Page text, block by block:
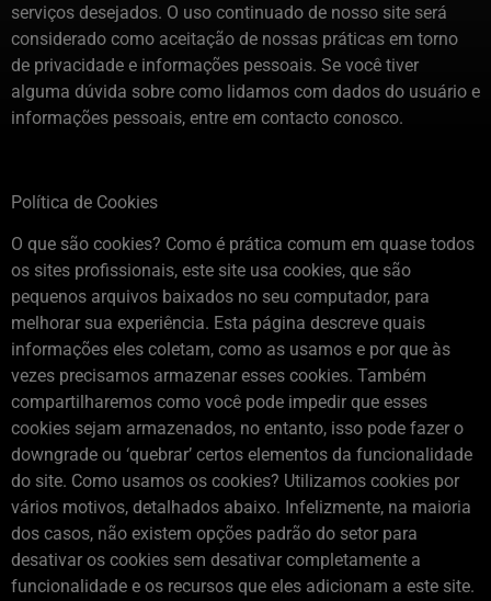
serviços desejados. O uso continuado de nosso site será
considerado como aceitação de nossas práticas em torno
de privacidade e informações pessoais. Se você tiver
alguma dúvida sobre como lidamos com dados do usuário e
informações pessoais, entre em contacto conosco.
Política de Cookies
O que são cookies? Como é prática comum em quase todos
os sites profissionais, este site usa cookies, que são
pequenos arquivos baixados no seu computador, para
melhorar sua experiência. Esta página descreve quais
informações eles coletam, como as usamos e por que às
vezes precisamos armazenar esses cookies. Também
compartilharemos como você pode impedir que esses
cookies sejam armazenados, no entanto, isso pode fazer o
downgrade ou ‘quebrar’ certos elementos da funcionalidade
do site. Como usamos os cookies? Utilizamos cookies por
vários motivos, detalhados abaixo. Infelizmente, na maioria
dos casos, não existem opções padrão do setor para
desativar os cookies sem desativar completamente a
funcionalidade e os recursos que eles adicionam a este site.